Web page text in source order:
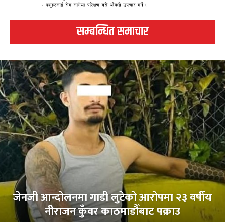
सम्बन्धित समाचार
जेनजी आन्दोलनमा गाडी लुटेको आरोपमा २३ वर्षीय
नीराजन कुँवर काठमाडौँबाट पक्राउ